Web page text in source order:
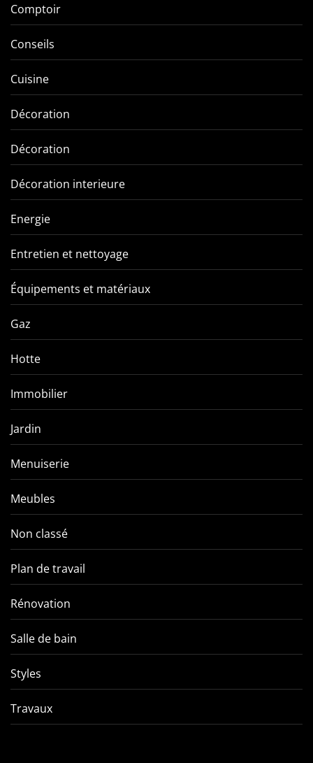
Comptoir
Conseils
Cuisine
Décoration
Décoration
Décoration interieure
Energie
Entretien et nettoyage
Équipements et matériaux
Gaz
Hotte
Immobilier
Jardin
Menuiserie
Meubles
Non classé
Plan de travail
Rénovation
Salle de bain
Styles
Travaux